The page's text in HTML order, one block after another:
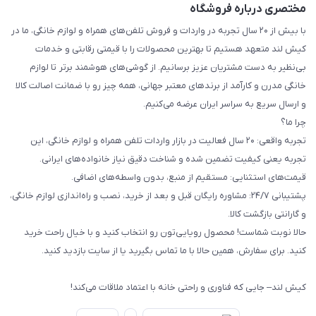
مختصری درباره فروشگاه
با بیش از ۲۰ سال تجربه در واردات و فروش تلفن‌های همراه و لوازم خانگی، ما در
کیش لند متعهد هستیم تا بهترین محصولات را با قیمتی رقابتی و خدمات
بی‌نظیر به دست مشتریان عزیز برسانیم. از گوشی‌های هوشمند برتر تا لوازم
خانگی مدرن و کارآمد از برندهای معتبر جهانی، همه چیز رو با ضمانت اصالت کالا
و ارسال سریع به سراسر ایران عرضه می‌کنیم.
چرا ما؟
تجربه واقعی: ۲۰ سال فعالیت در بازار واردات تلفن همراه و لوازم خانگی، این
تجربه یعنی کیفیت تضمین شده و شناخت دقیق نیاز خانواده‌های ایرانی.
قیمت‌های استثنایی: مستقیم از منبع، بدون واسطه‌های اضافی.
پشتیبانی ۲۴/۷: مشاوره رایگان قبل و بعد از خرید، نصب و راه‌اندازی لوازم خانگی،
و گارانتی بازگشت کالا.
حالا نوبت شماست! محصول رویایی‌تون رو انتخاب کنید و با خیال راحت خرید
کنید. برای سفارش، همین حالا با ما تماس بگیرید یا از سایت بازدید کنید.
کیش لند– جایی که فناوری و راحتی خانه با اعتماد ملاقات می‌کند!